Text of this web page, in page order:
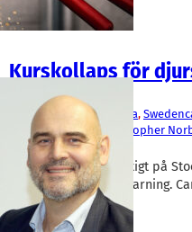
Kurskollaps för
, Beijer Ref , Midsona,
Andreas Elgaard
, Christopher
Oscar Ahlgren
Swedencare föll kraftigt på
gått ut med en vinstvarning.
siffror. Vi gör ett…